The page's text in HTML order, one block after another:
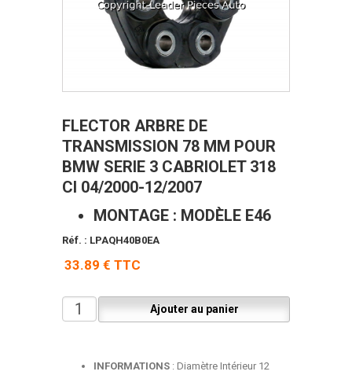
FLECTOR ARBRE DE
TRANSMISSION 78 MM POUR
BMW SERIE 3 CABRIOLET 318
CI 04/2000-12/2007
MONTAGE : MODÈLE E46
Réf. : LPAQH40B0EA
33.89 € TTC
INFORMATIONS : Diamètre Intérieur 12